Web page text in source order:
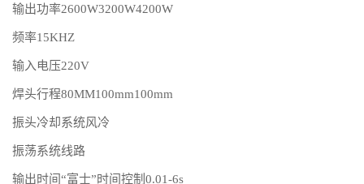
输出功率2600W3200W4200W
频率15KHZ
输入电压220V
焊头行程80MM100mm100mm
振头冷却系统风冷
振荡系统线路
输出时间“富士”时间控制0.01-6s